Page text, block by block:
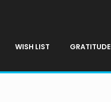
WISH LIST GRATITUDE